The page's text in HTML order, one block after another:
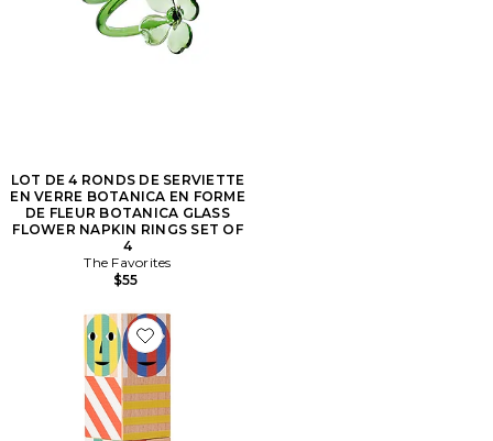
LOT DE 4 RONDS DE SERVIETTE
EN VERRE BOTANICA EN FORME
DE FLEUR BOTANICA GLASS
FLOWER NAPKIN RINGS SET OF
4
The Favorites
$55
Favorite MOULIN EVERYBODY GRINDER